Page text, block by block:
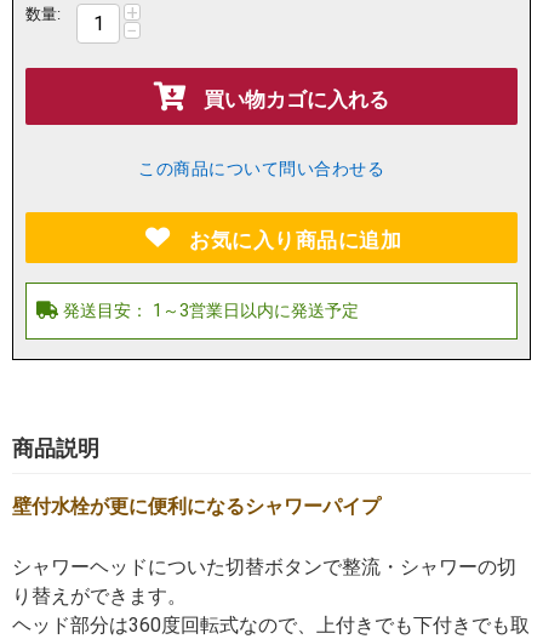
数量: +
−
買い物カゴに入れる
この商品について問い合わせる
お気に入り商品に追加
商品説明
壁付水栓が更に便利になるシャワーパイプ
シャワーヘッドについた切替ボタンで整流・シャワーの切
り替えができます。
ヘッド部分は360度回転式なので、上付きでも下付きでも取